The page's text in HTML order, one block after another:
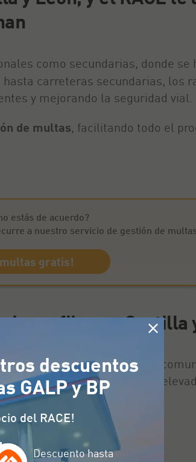
como secundarias, donde se
carreteras secundarias, los
y mejorando la seguridad vial.
de multas, facilitando todo el
estás de acuerdo?
a nuestro servicio de gestión de
gratis!
fijos en Castilla
de las principales vías de
en zonas de riesgo
Límite
descuentos
GALP y BP
del RACE!
Descuento hasta